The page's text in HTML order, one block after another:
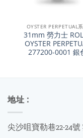
OYSTER PERPETUAL
31mm 勞力士
OYSTER
277200-0001 銀
地址 :
尖沙咀寶勒巷22-24